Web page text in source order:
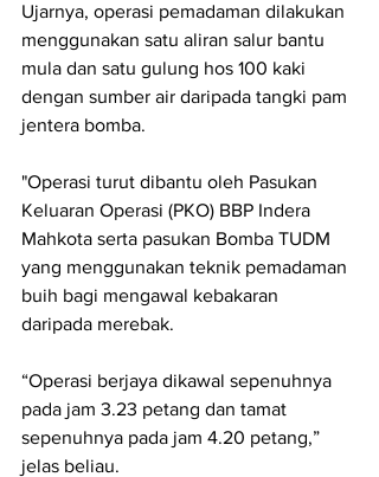
Ujarnya, operasi pemadaman dilakukan
menggunakan satu aliran salur bantu
mula dan satu gulung hos 100 kaki
dengan sumber air daripada tangki pam
jentera bomba.
"Operasi turut dibantu oleh Pasukan
Keluaran Operasi (PKO) BBP Indera
Mahkota serta pasukan Bomba TUDM
yang menggunakan teknik pemadaman
buih bagi mengawal kebakaran
daripada merebak.
“Operasi berjaya dikawal sepenuhnya
pada jam 3.23 petang dan tamat
sepenuhnya pada jam 4.20 petang,”
jelas beliau.